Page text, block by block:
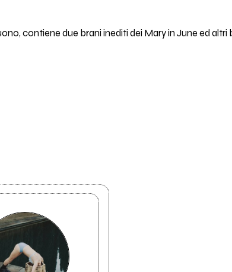
contiene due brani inediti dei Mary in June ed altri